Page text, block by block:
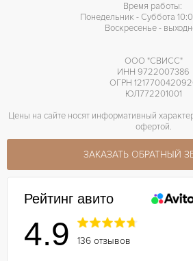
Время работы:
Понедельник - Суббота
Воскресенье -
ООО "СВИСС"
ИНН 9722007386
ОГРН
ЮЛ772201001
Цены на сайте носят информативный
офертой.
ЗАКАЗАТЬ ОБРАТНЫЙ
Рейтинг авито
4.9 136 отзывов